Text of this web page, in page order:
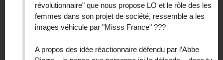
révolutionnaire" que nous propose LO et le rôle des les
femmes dans son projet de société, ressemble a les
images véhicule par "Misss France" ???
A propos des idée réactionnaire défendu par l’Abbe